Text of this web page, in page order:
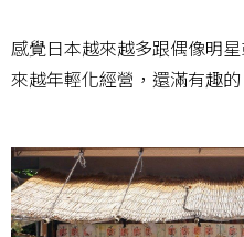
感覺日本越來越多跟偶像明
來越年輕化經營，還滿有趣的